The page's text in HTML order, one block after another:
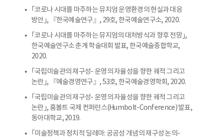
｢코로나 시대를 마주하는 뮤지엄 운영환경의 현실과 대응
방안｣, 『한국예술연구』, 29호, 한국예술연구소, 2020.
｢코로나 시대를 마주하는 뮤지엄의 대처방식과 향후 전망｣,
한국예술연구소 춘계 학술대회 발표, 한국예술종합학교,
2020.
｢국립미술관의 재구성- 운영의 자율성을 향한 궤적 그리고
논란｣, 『예술경영연구』, 53호, 한국예술경영학회, 2020.
｢국립미술관의 재구성- 운영의 자율성을 향한 궤적 그리고
논란｣, 훔볼트 국제 컨퍼런스(Humbolt-Conference) 발표,
동아대학교, 2019.
｢미술정책과 정치적 딜레마: 공공성 개념의 재구성 논의-